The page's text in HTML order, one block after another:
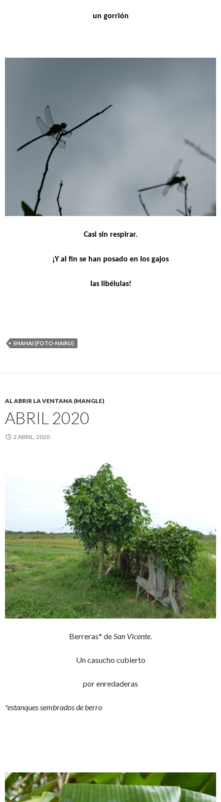
un gorrión
Casi sin respirar.
¡Y al fin se han posado en los gajos
las libélulas!
SHAHAI (FOTO-HAIKU)
AL ABRIR LA VENTANA (MANGLE)
ABRIL 2020
2 ABRIL, 2020
Berreras* deSan Vicente.
Un casucho cubierto
por enredaderas
*estanques sembrados de berro